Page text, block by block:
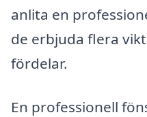
anlita en
de erbjuda flera
fördelar.
En professionell